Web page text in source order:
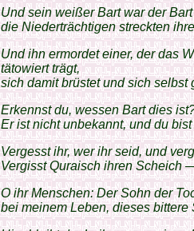
Und sein weißer Bart war der
die Niederträchtigen streckten
Und ihn ermordet einer, der das
tätowiert trägt,
sich damit brüstet und sich selbst
Erkennst du, wessen Bart dies
Er ist nicht unbekannt, und du
Vergesst ihr, wer ihr seid, und
Vergisst Quraisch ihren Scheich
O ihr Menschen: Der Sohn der
bei meinem Leben, dieses